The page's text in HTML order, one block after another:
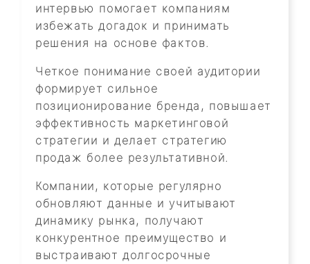
интервью помогает компаниям
избежать догадок и принимать
решения на основе фактов.
Четкое понимание своей аудитории
формирует сильное
позиционирование бренда, повышает
эффективность маркетинговой
стратегии и делает стратегию
продаж более результативной.
Компании, которые регулярно
обновляют данные и учитывают
динамику рынка, получают
конкурентное преимущество и
выстраивают долгосрочные